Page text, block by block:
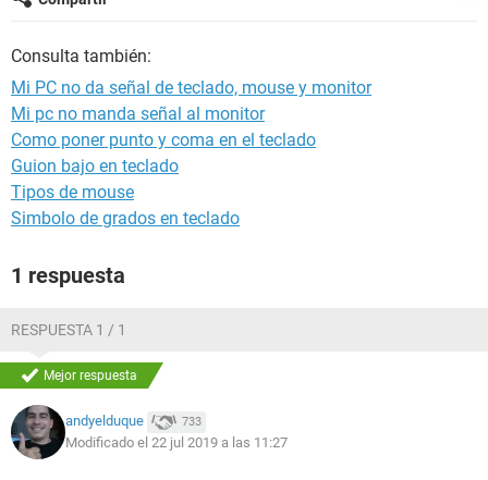
Consulta también:
Mi PC no da señal de teclado, mouse y monitor
Mi pc no manda señal al monitor
Como poner punto y coma en el teclado
Guion bajo en teclado
Tipos de mouse
Simbolo de grados en teclado
1 respuesta
RESPUESTA 1 / 1
Mejor respuesta
andyelduque 733
Modificado el 22 jul 2019 a las 11:27